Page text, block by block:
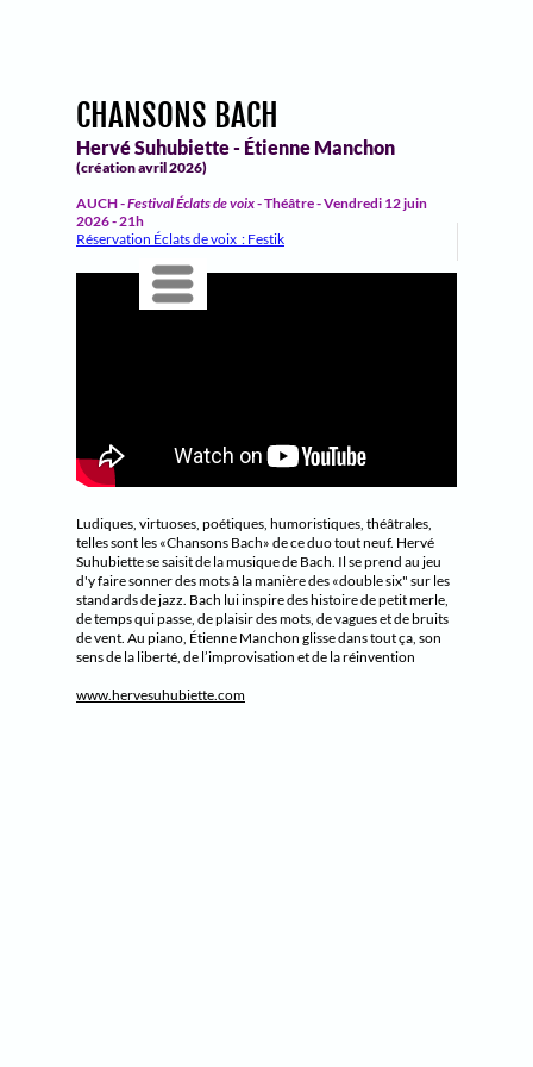
‍CHANSONS BACH
Hervé Suhubiette - Étienne Manchon
(création avril 2026)
AUCH -Festival Éclats de voix- Théâtre - Vendredi 12 juin
2026 - 21h
‍Réservation Éclats de voix : Festik
‍Hervé
Suhubiette
Côté scène Composition pédagogie
Ludiques, virtuoses, poétiques, humoristiques, théâtrales,
telles sont les «Chansons Bach» de ce duo tout neuf. Hervé
Suhubiette se saisit de la musique de Bach. Il se prend au jeu
d'y faire sonner des mots à la manière des «double six" sur les
standards de jazz. Bach lui inspire des histoire de petit merle,
de temps qui passe, de plaisir des mots, de vagues et de bruits
de vent. Au piano, Étienne Manchon glisse dans tout ça, son
sens de la liberté, de l’improvisation et de la réinvention
www.hervesuhubiette.com